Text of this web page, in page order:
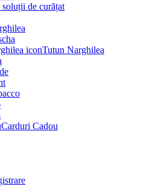
soluții de curățat
Tutun Narghilea
Carduri Cadou